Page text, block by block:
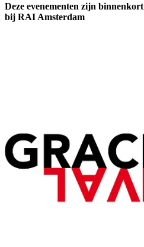
Deze evenementen zijn binnenkort
bij RAI Amsterdam